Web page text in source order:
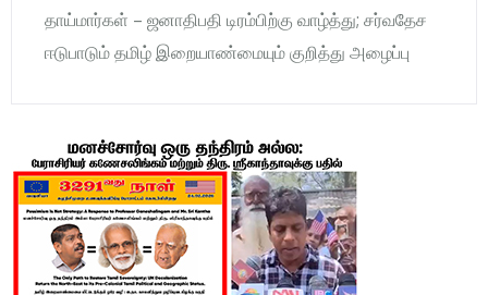
தாய்மார்கள் – ஜனாதிபதி டிரம்பிற்கு வாழ்த்து; சர்வதேச
ஈடுபாடும் தமிழ் இறையாண்மையும் குறித்து அழைப்பு